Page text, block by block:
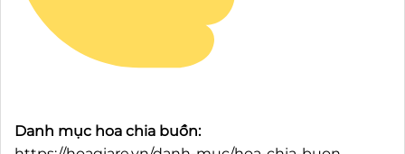
Danh mục hoa chia buồn: